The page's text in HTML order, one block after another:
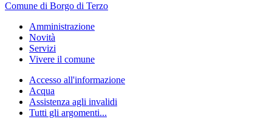
Comune di Borgo di Terzo
Amministrazione
Novità
Servizi
Vivere il comune
Accesso all'informazione
Acqua
Assistenza agli invalidi
Tutti gli argomenti...